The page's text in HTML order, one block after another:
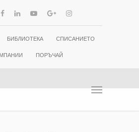
БИБЛИОТЕКА СПИСАНИЕТО
ПОРЪЧАЙ